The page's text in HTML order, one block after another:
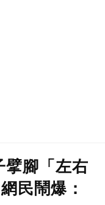
擘腳「左右
民鬧爆：